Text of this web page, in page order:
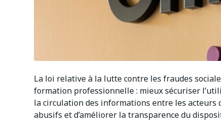
La loi relative à la lutte contre les fraudes
formation professionnelle : mieux sécuriser
la circulation des informations entre les
abusifs et d’améliorer la transparence du